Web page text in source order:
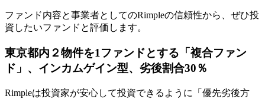
ファンド内容と事業者としてのRimpleの信頼性から、 ぜひ投
資したいファンドと評価 します。
東京都内２物件を1ファンドとする「複合ファン
ド」、インカムゲイン型、劣後割合30％
Rimpleは投資家が安心して投資できるように「優先劣後方